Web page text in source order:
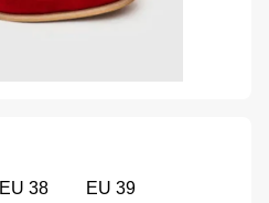
EU 38 EU 39